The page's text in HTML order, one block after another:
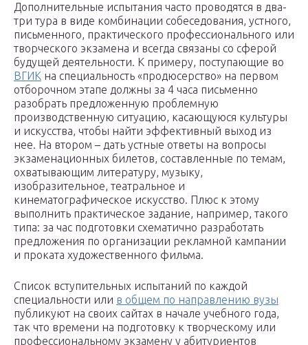
Дополнительные испытания часто проводятся в два-
три тура в виде комбинации собеседования, устного,
письменного, практического профессионального или
творческого экзамена и всегда связаны со сферой
будущей деятельности. К примеру, поступающие во
ВГИК на специальность «продюсерство» на первом
отборочном этапе должны за 4 часа письменно
разобрать предложенную проблемную
производственную ситуацию, касающуюся культуры
и искусства, чтобы найти эффективный выход из
нее. На втором – дать устные ответы на вопросы
экзаменационных билетов, составленные по темам,
охватывающим литературу, музыку,
изобразительное, театральное и
кинематографическое искусство. Плюс к этому
выполнить практическое задание, например, такого
типа: за час подготовки схематично разработать
предложения по организации рекламной кампании
и проката художественного фильма.
Список вступительных испытаний по каждой
специальности или в общем по направлению вузы
публикуют на своих сайтах в начале учебного года,
так что времени на подготовку к творческому или
профессиональному экзамену у абитуриентов